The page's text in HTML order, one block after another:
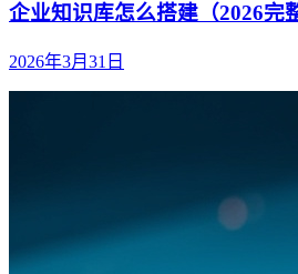
企业知识库怎么搭建（2026完
2026年3月31日